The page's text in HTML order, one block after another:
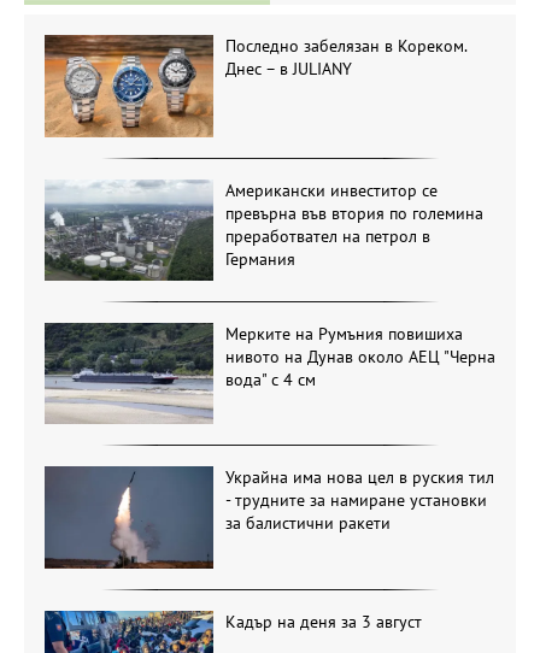
Последно забелязан в Кореком.
Днес – в JULIANY
Американски инвеститор се
превърна във втория по големина
преработвател на петрол в
Германия
Мерките на Румъния повишиха
нивото на Дунав около АЕЦ "Черна
вода" с 4 см
Украйна има нова цел в руския тил
- трудните за намиране установки
за балистични ракети
Кадър на деня за 3 август